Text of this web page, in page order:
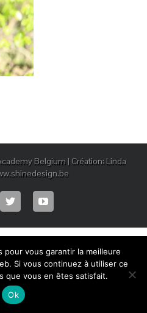
Belgium | Création: Linda
pour vous garantir la meilleure
Si vous continuez à utiliser ce
que vous en êtes satisfait.
Ok